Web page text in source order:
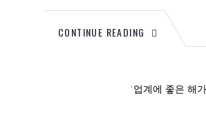
CONTINUE READING